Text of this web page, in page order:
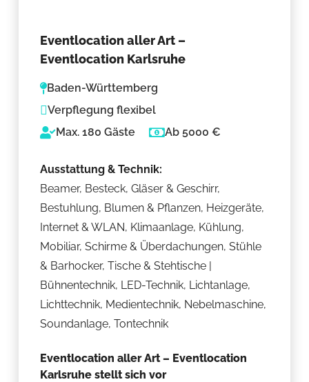
Eventlocation aller Art –
Eventlocation Karlsruhe
Baden-Württemberg
Verpflegung flexibel
Max. 180 Gäste
Ab 5000 €
Ausstattung & Technik:
Beamer, Besteck, Gläser & Geschirr,
Bestuhlung, Blumen & Pflanzen, Heizgeräte,
Internet & WLAN, Klimaanlage, Kühlung,
Mobiliar, Schirme & Überdachungen, Stühle
& Barhocker, Tische & Stehtische |
Bühnentechnik, LED-Technik, Lichtanlage,
Lichttechnik, Medientechnik, Nebelmaschine,
Soundanlage, Tontechnik
Eventlocation aller Art – Eventlocation
Karlsruhe stellt sich vor